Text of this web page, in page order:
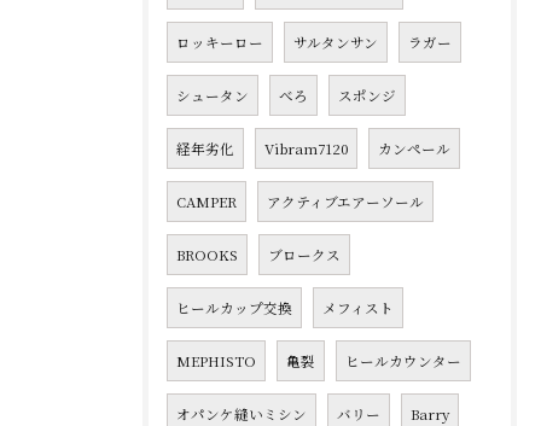
ロッキーロー サルタンサン ラガー
シュータン べろ スポンジ
経年劣化 Vibram7120 カンペール
CAMPER アクティブエアーソール
BROOKS ブロークス
ヒールカップ交換 メフィスト
MEPHISTO 亀裂 ヒールカウンター
オパンケ縫いミシン バリー Barry